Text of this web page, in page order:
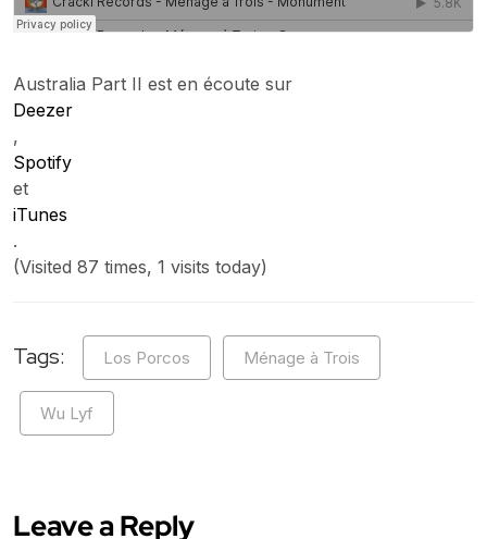
Australia Part II est en écoute sur
Deezer
,
Spotify
et
iTunes
.
(Visited 87 times, 1 visits today)
Tags: Los Porcos Ménage à Trois
Wu Lyf
Leave a Reply